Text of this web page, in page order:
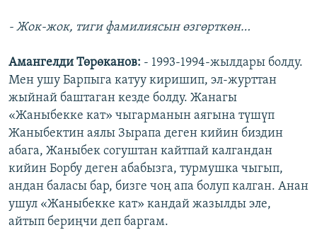
- Жок-жок, тиги фамилиясын өзгөрткөн…
Амангелди Төрөканов: - 1993-1994-жылдары болду.
Мен ушу Барпыга катуу киришип, эл-журттан
жыйнай баштаган кезде болду. Жанагы
«Жаныбекке кат» чыгарманын аягына түшүп
Жаныбектин аялы Зырапа деген кийин биздин
абага, Жаныбек согуштан кайтпай калгандан
кийин Борбу деген абабызга, турмушка чыгып,
андан баласы бар, бизге чоң апа болуп калган. Анан
ушул «Жаныбекке кат» кандай жазылды эле,
айтып бериңчи деп баргам.